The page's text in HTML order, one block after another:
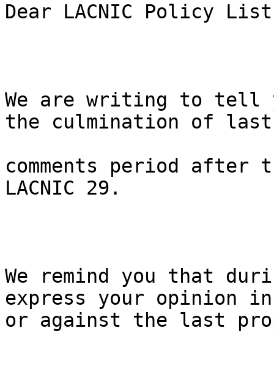
Dear LACNIC Policy
We are writing to tell
the culmination of last
comments period after
LACNIC 29.
We remind you that
express your opinion
or against the last